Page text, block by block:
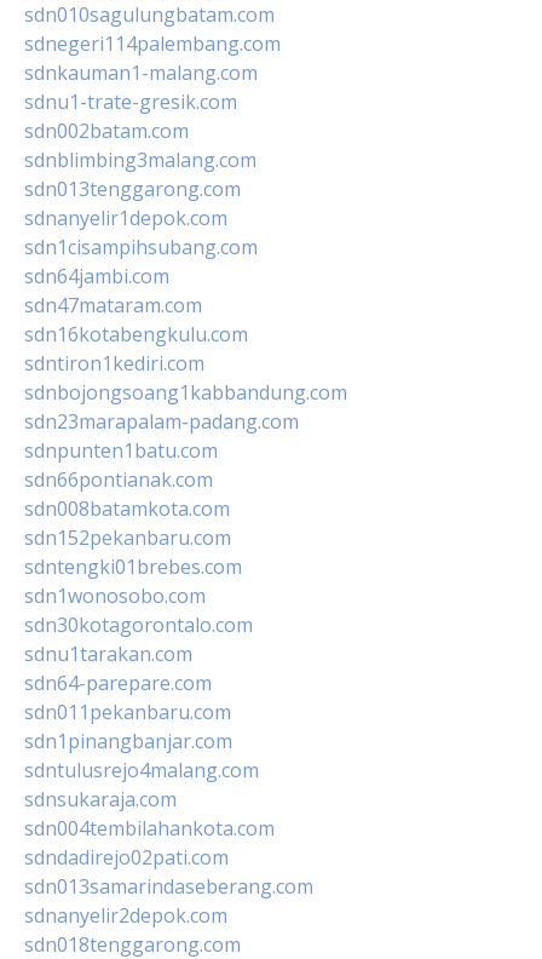
sdn010sagulungbatam.com
sdnegeri114palembang.com
sdnkauman1-malang.com
sdnu1-trate-gresik.com
sdn002batam.com
sdnblimbing3malang.com
sdn013tenggarong.com
sdnanyelir1depok.com
sdn1cisampihsubang.com
sdn64jambi.com
sdn47mataram.com
sdn16kotabengkulu.com
sdntiron1kediri.com
sdnbojongsoang1kabbandung.com
sdn23marapalam-padang.com
sdnpunten1batu.com
sdn66pontianak.com
sdn008batamkota.com
sdn152pekanbaru.com
sdntengki01brebes.com
sdn1wonosobo.com
sdn30kotagorontalo.com
sdnu1tarakan.com
sdn64-parepare.com
sdn011pekanbaru.com
sdn1pinangbanjar.com
sdntulusrejo4malang.com
sdnsukaraja.com
sdn004tembilahankota.com
sdndadirejo02pati.com
sdn013samarindaseberang.com
sdnanyelir2depok.com
sdn018tenggarong.com